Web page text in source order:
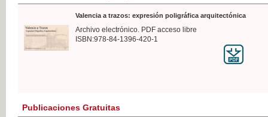
Valencia a trazos: expresión poligráfica arquitectónica
Archivo electrónico. PDF acceso libre
ISBN:978-84-1396-420-1
Publicaciones Gratuitas